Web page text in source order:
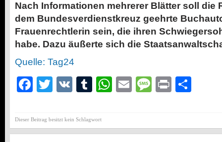
Nach Informationen mehrerer Blätter soll die
dem Bundesverdienstkreuz geehrte
Frauenrechtlerin sein, die ihren
habe. Dazu äußerte sich die
Quelle: Tag24
Facebook
Twitter
VK Tumblr
WhatsApp
EmailMessage
Print
Dieser Beitrag besitzt kein Schlagwort